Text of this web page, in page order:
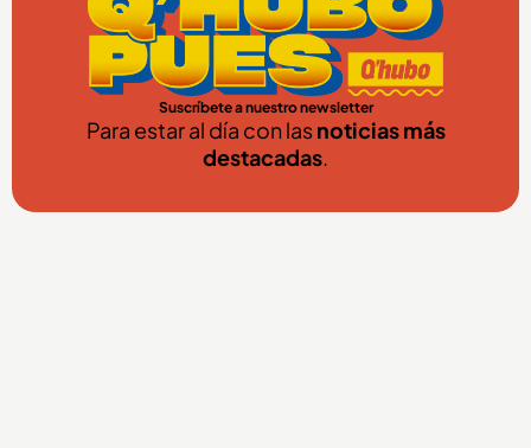
Suscríbete a nuestro newsletter
Para estar al día con lasnoticias más
destacadas.